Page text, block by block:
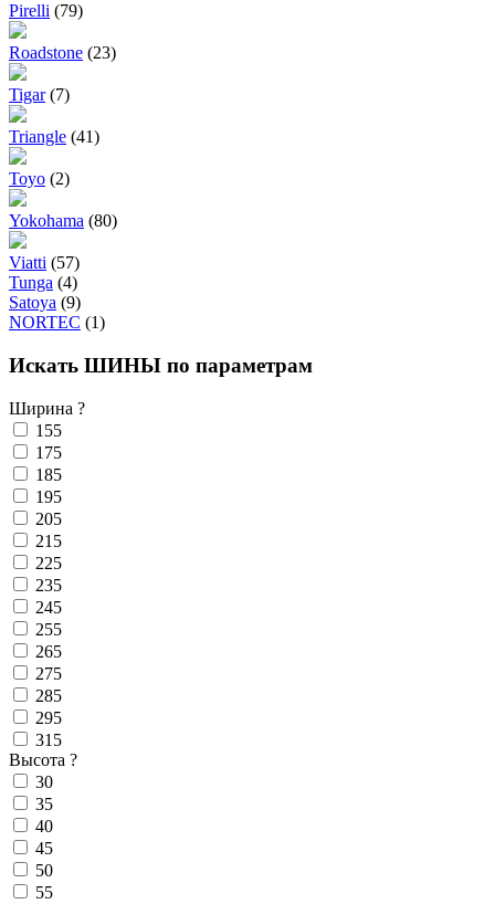
Pirelli (79)
Roadstone (23)
Tigar (7)
Triangle (41)
Toyo (2)
Yokohama (80)
Viatti (57)
Tunga (4)
Satoya (9)
NORTEC (1)
Искать ШИНЫ по параметрам
Ширина ?
155
175
185
195
205
215
225
235
245
255
265
275
285
295
315
Высота ?
30
35
40
45
50
55